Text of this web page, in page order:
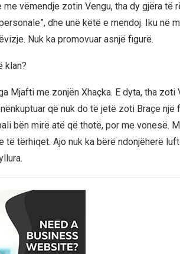
me vëmendje zotin Vengu, tha dy gjëra të
dhe unë këtë e mendoj. Iku në
Nuk ka promovuar asnjë figurë.
klan?
Mjafti me zonjën Xhaçka. E dyta, tha zoti
që nuk do të jetë zoti Braçe një
bën mirë atë që thotë, por me vonesë.
të tërhiqet. Ajo nuk ka bërë ndonjëherë